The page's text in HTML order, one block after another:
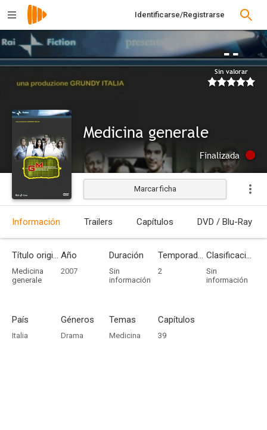
Identificarse/Registrarse
--
Sin valorar
Medicina generale
Finalizada
Marcar ficha
Información Trailers Capítulos DVD / Blu-Ray
Título original
Medicina
generale
Año
2007
Duración
Sin
información
Temporadas
2
Clasificación por edades
Sin
información
País
Italia
Géneros
Drama
Temas
Medicina
Capítulos
39